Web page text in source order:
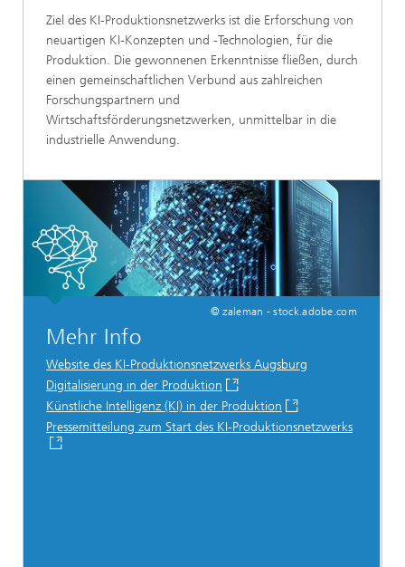
Ziel des KI-Produktionsnetzwerks ist die Erforschung von
neuartigen KI-Konzepten und -Technologien, für die
Produktion. Die gewonnenen Erkenntnisse fließen, durch
einen gemeinschaftlichen Verbund aus zahlreichen
Forschungspartnern und
Wirtschaftsförderungsnetzwerken, unmittelbar in die
industrielle Anwendung.
© zaleman - stock.adobe.com
Mehr Info
Website des KI-Produktionsnetzwerks Augsburg
Digitalisierung in der Produktion
Künstliche Intelligenz (KI) in der Produktion
Pressemitteilung zum Start des KI-Produktionsnetzwerks